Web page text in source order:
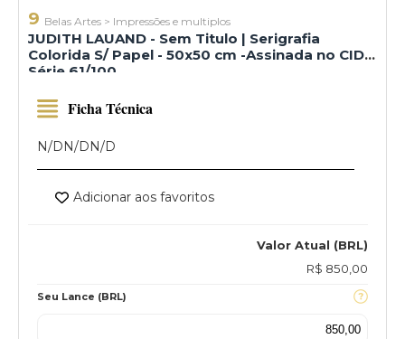
9 Belas Artes > Impressões e multiplos
JUDITH LAUAND - Sem Titulo | Serigrafia
Colorida S/ Papel - 50x50 cm -Assinada no CID -
Série 61/100
Valor Atual (BRL)
R$ 850,00
Seu Lance (BRL)
Ficha Técnica
N/DN/DN/D
Adicionar aos favoritos